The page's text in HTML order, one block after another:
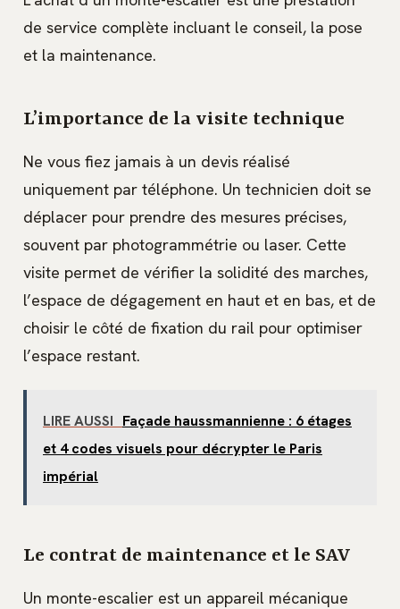
de service complète incluant le conseil, la pose
et la maintenance.
L’importance de la visite technique
Ne vous fiez jamais à un devis réalisé
uniquement par téléphone. Un technicien doit se
déplacer pour prendre des mesures précises,
souvent par photogrammétrie ou laser. Cette
visite permet de vérifier la solidité des marches,
l’espace de dégagement en haut et en bas, et de
choisir le côté de fixation du rail pour optimiser
l’espace restant.
LIRE AUSSI Façade haussmannienne : 6 étages
et 4 codes visuels pour décrypter le Paris
impérial
Le contrat de maintenance et le SAV
Un monte-escalier est un appareil mécanique